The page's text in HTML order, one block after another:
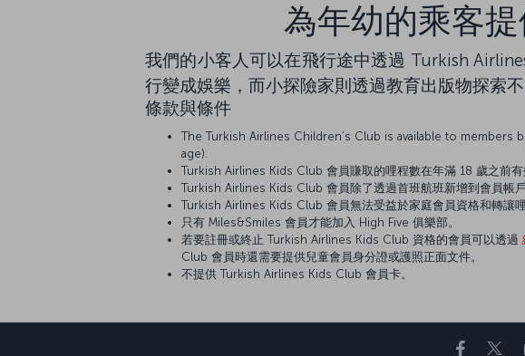
為年幼的乘客
我們的小客人可以在飛行途中透過 Turkish
行變成娛樂，而小探險家則透過教育出版物探索
條款與條件
The Turkish Airlines Children’s Club is available to
age).
Turkish Airlines Kids Club 會員賺取的哩程數在年滿 18 歲之前
Turkish Airlines Kids Club 會員除了透過首班航班新增到會員帳
Turkish Airlines Kids Club 會員無法受益於家庭會員資格和轉讓哩
只有 Miles&Smiles 會員才能加入 High Five 俱樂部。
若要註冊或終止 Turkish Airlines Kids Club 資格的會員可以透過
Club 會員時還需要提供兒童會員身分證或護照正面文件。
不提供 Turkish Airlines Kids Club 會員卡。